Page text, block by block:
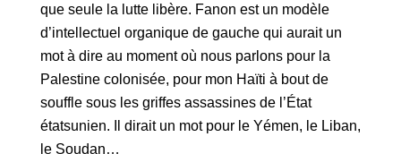
que seule la lutte libère. Fanon est un modèle
d’intellectuel organique de gauche qui aurait un
mot à dire au moment où nous parlons pour la
Palestine colonisée, pour mon Haïti à bout de
souffle sous les griffes assassines de l’État
étatsunien. Il dirait un mot pour le Yémen, le Liban,
le Soudan…